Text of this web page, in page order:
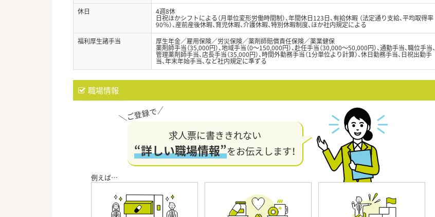
休日
4週8休
日祝ほかシフトによる（月単位変形労働時間制）、年間休日123日、有給休暇 （法定通り支給、平均取得率
90％）、産前産後休暇、育児休暇、介護休暇、特別休暇制度、ほか社内規定による
福利厚生諸手当
厚生年金／雇用保険／労災保険／薬剤師賠償責任保険／薬業健保
薬剤師手当（35,000円）、地域手当（0～150,000円）、赴任手当（30,000～50,000円）、通勤手当、職位手当、
管理薬剤師手当、店長手当（35,000円）、時間外勤務手当（1分単位より計算）、休日勤務手当、日祝出勤手
当、年末年始手当、など社内規定に準ずる
職場情報
求人票に書ききれない
“詳しい職場情報”をお伝えします！